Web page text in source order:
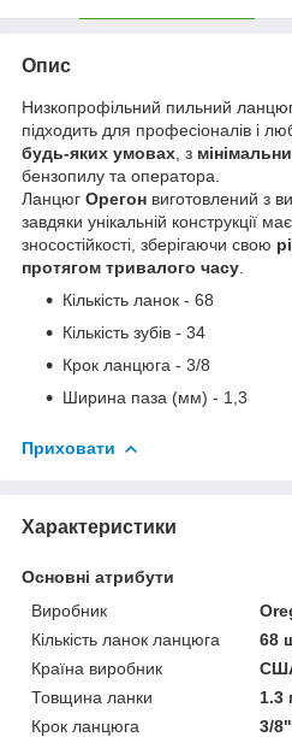
Опис
Низкопрофільний пильний
підходить для професіоналів і
будь-яких умовах , з
бензопилу та оператора.
Ланцюг Орегон виготовлений з
завдяки унікальній конструкції
зносостійкості, зберігаючи свою
протягом тривалого часу
Кількість ланок - 68
Кількість зубів - 34
Крок ланцюга - 3/8
Ширина паза (мм) - 1,3
Приховати
Характеристики
Основні атрибути
Виробник
Кількість ланок ланцюга
68
Країна виробник
Товщина ланки
1.3
Крок ланцюга
3/8"